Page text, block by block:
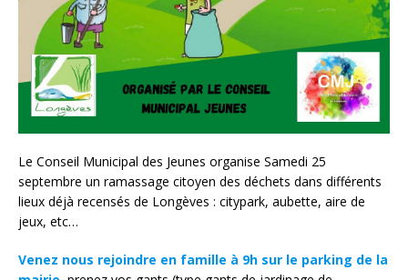
Le Conseil Municipal des Jeunes organise Samedi 25
septembre un ramassage citoyen des déchets dans différents
lieux déjà recensés de Longèves : citypark, aubette, aire de
jeux, etc…
Venez nous rejoindre en famille à 9h sur le parking de la